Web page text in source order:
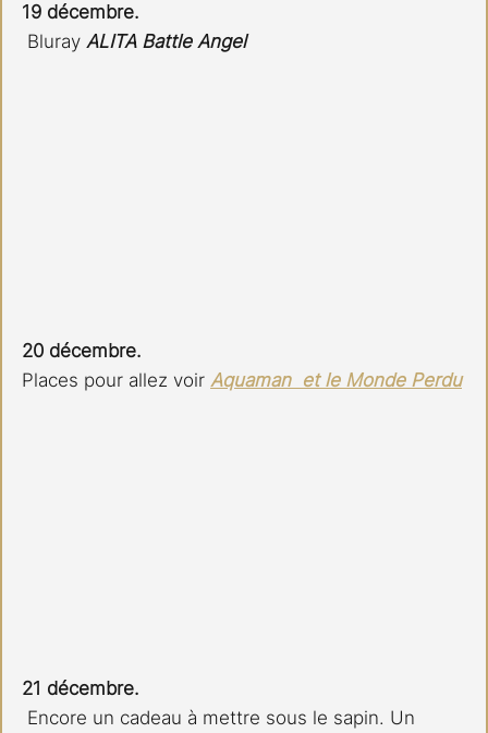
19 décembre.
Bluray ALITA Battle Angel
20 décembre.
Places pour allez voir Aquaman  et le Monde Perdu
21 décembre.
Encore un cadeau à mettre sous le sapin. Un